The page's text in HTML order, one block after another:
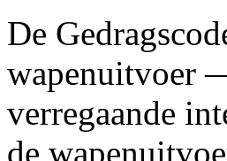
De
wapenuitvoer
verregaande
de